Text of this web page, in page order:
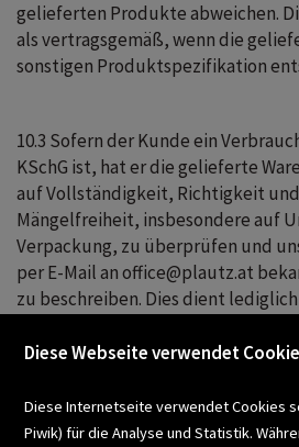
gelieferten Produkte abweichen.
als vertragsgemäß, wenn die
sonstigen Produktspezifikation
10.3 Sofern der Kunde ein
KSchG ist, hat er die gelieferte
auf Vollständigkeit, Richtigkeit
Mängelfreiheit, insbesondere auf
Verpackung, zu überprüfen und
per E-Mail an office@plautz.at
zu beschreiben. Dies dient
Verletzung dieser Obliegenheit
des Verbrauchers.
Diese Webseite verwendet
Diese Internetseite verwendet Cookies
Piwik) für die Analyse und Statistik.